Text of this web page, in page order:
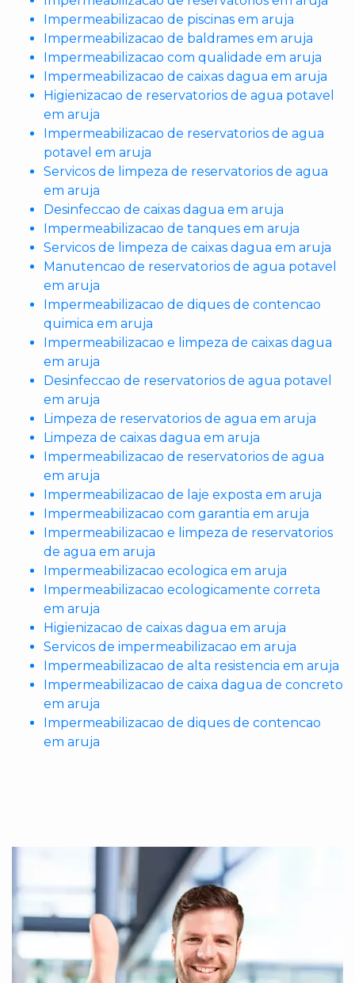
Impermeabilizacao de piscinas em aruja
Impermeabilizacao de baldrames em aruja
Impermeabilizacao com qualidade em aruja
Impermeabilizacao de caixas dagua em aruja
Higienizacao de reservatorios de agua potavel
em aruja
Impermeabilizacao de reservatorios de agua
potavel em aruja
Servicos de limpeza de reservatorios de agua
em aruja
Desinfeccao de caixas dagua em aruja
Impermeabilizacao de tanques em aruja
Servicos de limpeza de caixas dagua em aruja
Manutencao de reservatorios de agua potavel
em aruja
Impermeabilizacao de diques de contencao
quimica em aruja
Impermeabilizacao e limpeza de caixas dagua
em aruja
Desinfeccao de reservatorios de agua potavel
em aruja
Limpeza de reservatorios de agua em aruja
Limpeza de caixas dagua em aruja
Impermeabilizacao de reservatorios de agua
em aruja
Impermeabilizacao de laje exposta em aruja
Impermeabilizacao com garantia em aruja
Impermeabilizacao e limpeza de reservatorios
de agua em aruja
Impermeabilizacao ecologica em aruja
Impermeabilizacao ecologicamente correta
em aruja
Higienizacao de caixas dagua em aruja
Servicos de impermeabilizacao em aruja
Impermeabilizacao de alta resistencia em aruja
Impermeabilizacao de caixa dagua de concreto
em aruja
Impermeabilizacao de diques de contencao
em aruja